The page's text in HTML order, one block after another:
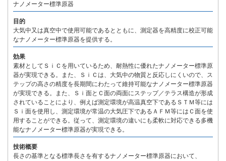
ナノメーター標準原器
目的
大気中又は真空中で使用可能であるとともに、測定器を高精度に校正可能
なナノメーター標準原器を提供する。
効果
素材としてＳｉＣを用いているため、耐熱性に優れたナノメーター標準原
器が実現できる。また、ＳｉＣは、大気中の物質と反応しにくいので、ス
テップの高さの精度を長期間にわたって維持可能なナノメーター標準原器
が実現できる。また、Ｓｉ面とＣ面の両面にステップ／テラス構造が形成
されていることにより、例えば測定環境が高温真空下であるＳＴＭ等には
Ｓｉ面を使用し、測定環境が常温の大気圧下であるＡＦＭ等にはＣ面を使
用することができる。従って、測定環境の違いにも柔軟に対応できる多機
能なナノメーター標準原器が実現できる。
技術概要
長さの基準となる標準長さを有するナノメーター標準原器において、